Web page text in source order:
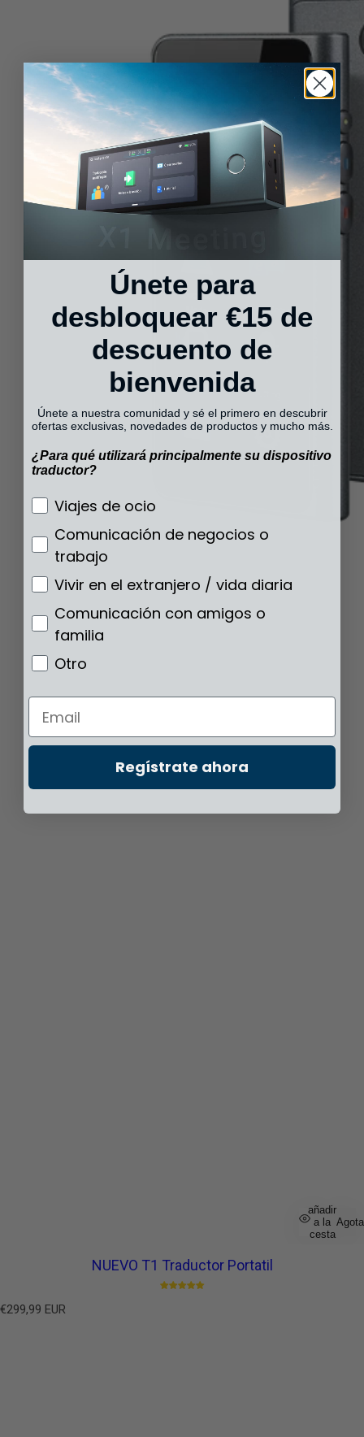
añadir
a la
cesta
NUEVO T1 Traductor Portatil
P
€299,99 EUR
Únete para
desbloquear €15 de
descuento de
bienvenida
Únete a nuestra comunidad y sé el primero en descubrir
ofertas exclusivas, novedades de productos y mucho más.
¿Para qué utilizará principalmente su dispositivo
traductor?
¿Para qué utilizará principalmente su
Viajes de ocio
Comunicación de negocios o
trabajo
Vivir en el extranjero / vida diaria
Comunicación con amigos o
familia
Otro
Email
Regístrate ahora